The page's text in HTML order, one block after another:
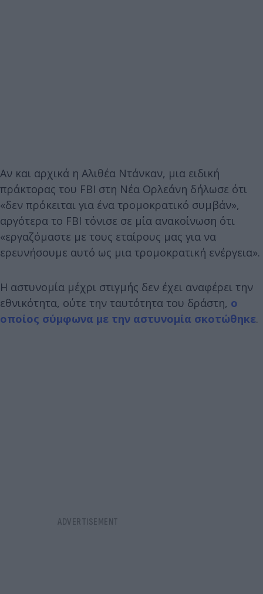
Αν και αρχικά η Αλιθέα Ντάνκαν, μια ειδική
πράκτορας του FBI στη Νέα Ορλεάνη δήλωσε ότι
«δεν πρόκειται για ένα τρομοκρατικό συμβάν»,
αργότερα το FBI τόνισε σε μία ανακοίνωση ότι
«εργαζόμαστε με τους εταίρους μας για να
ερευνήσουμε αυτό ως μια τρομοκρατική ενέργεια».
Η αστυνομία μέχρι στιγμής δεν έχει αναφέρει την
εθνικότητα, ούτε την ταυτότητα του δράστη, ο
οποίος σύμφωνα με την αστυνομία σκοτώθηκε.